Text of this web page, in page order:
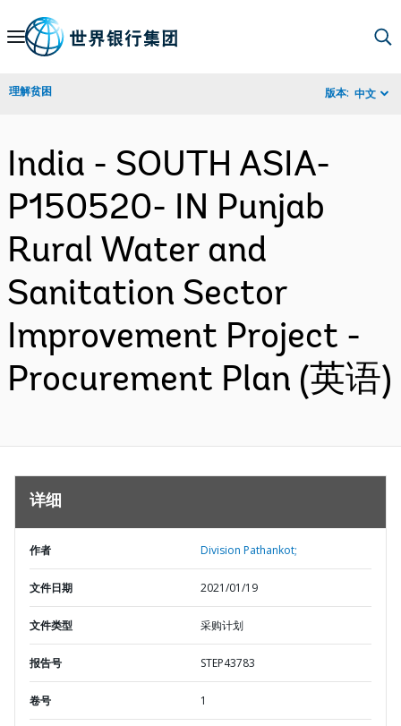
Skip
Navigation
理解贫困 版本: 中文
India - SOUTH ASIA-
P150520- IN Punjab
Rural Water and
Sanitation Sector
Improvement Project -
Procurement Plan (英语)
详细
作者 Division Pathankot;
文件日期 2021/01/19
文件类型 采购计划
报告号 STEP43783
卷号 1